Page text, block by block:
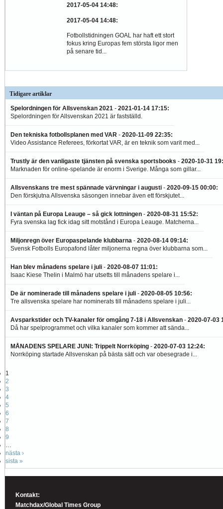
2017-05-04 14:48:
2017-05-04 14:48:
Fotbollstidningen GOAL har haft ett stort
fokus kring Europas fem största ligor men
på senare tid...
Tidigare artiklar
Spelordningen för Allsvenskan 2021 - 2021-01-14 17:15:
Spelordningen för Allsvenskan 2021 är fastställd.
Den tekniska fotbollsplanen med VAR - 2020-11-09 22:35:
Video Assistance Referees, förkortat VAR, är en teknik som varit med...
Trustly är den vanligaste tjänsten på svenska sportsbooks - 2020-10-31
Marknaden för online-spelande är enorm i Sverige. Många som gillar...
Allsvenskans tre mest spännade värvningar i augusti - 2020-09-15 00:00:
Den förskjutna Allsvenska säsongen innebar även ett förskjutet...
I väntan på Europa Leauge – så gick lottningen - 2020-08-31 15:52:
Fyra svenska lag fick idag sitt motstånd i Europa Leauge. Matcherna...
Miljonregn över Europaspelande klubbarna - 2020-08-14 09:14:
Svensk Fotbolls Europafond låter miljonerna regna över klubbarna som...
Han blev månadens spelare i juli - 2020-08-07 11:01:
Isaac Kiese Thelin i Malmö har utsetts till månadens spelare i...
De är nominerade till månadens spelare i juli - 2020-08-05 10:56:
Tre allsvenska spelare har nominerats till månadens spelare i juli...
Avsparkstider och TV-kanaler för omgång 7-18 i Allsvenskan - 2020-07-03
Då har spelprogrammet och vilka kanaler som kommer att sända...
MÅNADENS SPELARE JUNI: Trippelt Norrköping - 2020-07-03 12:24:
Norrköping startade Allsvenskan på bästa sätt och var obesegrade i...
1
2
3
4
5
6
7
8
9
…
nästa ›
sista »
Kontakt:
Matchdax/Global Times Group